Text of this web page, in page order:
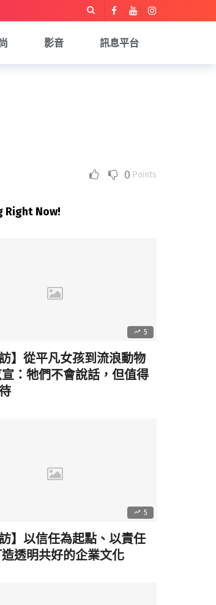
影音 訊息平台
0 Points
Right Now!
5
訪】從平凡女孩到流浪動物
：牠們不會說話，但值得
5
訪】以信任為起點、以責任
透明共好的企業文化